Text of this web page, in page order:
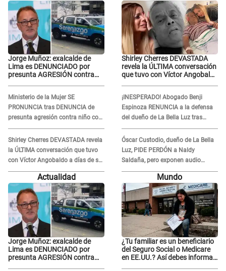
Jorge Muñoz: exalcalde de
Lima es DENUNCIADO por
presunta AGRESIÓN contra
Ministerio de la Mujer SE
PRONUNCIA tras DENUNCIA de
presunta agresión contra niño con
autismo en Surco
Shirley Cherres DEVASTADA revela
la ÚLTIMA conversación que tuvo
con Víctor Angobaldo a días de su
inesperada partida: "Hace dos
Shirley Cherres DEVASTADA
revela la ÚLTIMA conversación
que tuvo con Víctor Angobaldo
¡INESPERADO! Abogado Benji
Espinoza RENUNCIA a la defensa
del dueño de La Bella Luz tras
difusión de POLÉMICO audio:
"Nada que defender"
Óscar Custodio, dueño de La Bella
Luz, PIDE PERDÓN a Naldy
Saldaña, pero exponen audio
donde le reclama por VIDEOS: "No
hay necesidad de grabar"
Actualidad
Jorge Muñoz: exalcalde de
Lima es DENUNCIADO por
presunta AGRESIÓN contra
Mundo
¿Tu familiar es un beneficiario
del Seguro Social o Medicare
en EE.UU.? Así debes informar